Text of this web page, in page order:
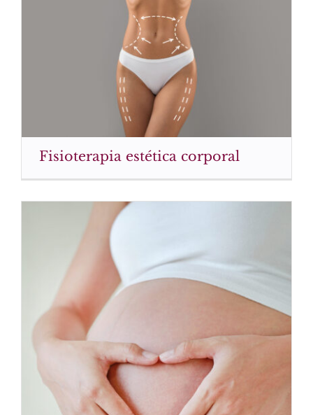
Fisioterapia estética corporal